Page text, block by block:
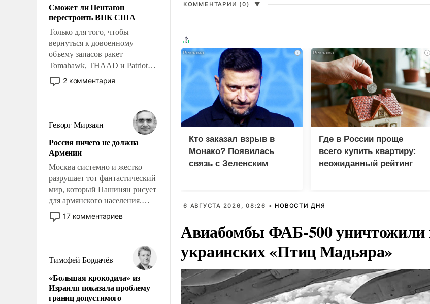
Сможет ли Пентагон
перестроить ВПК США
Только для того, чтобы
вернуться к довоенному
объему запасов ракет
Tomahawk, THAAD и Patriot
США потребуется более трех
лет. Даже небольшая война с
Сложившаяся ситуация
означает многолетний период
уязвимости США, например,
перед Китаем.
2 комментария
Геворг Мирзаян
Россия ничего не должна
Армении
Москва системно и жестко
разрушает тот фантастический
мир, который Пашинян рисует
для армянского населения.
Мир, где политические
прожекты будут безусловно
налогоплательщиков и где
Еревану за свои поступки не
нужно отвечать.
17 комментариев
Тимофей Бордачёв
«Большая крокодила» из
Израиля показала проблему
границ допустимого
КОММЕНТАРИИ (0) ▼
i
Кто заказал взрыв в
Монако? Появилась
связь с Зеленским
i
Где в России проще
всего купить квартиру:
неожиданный рейтинг
6 АВГУСТА 2026, 08:26 • НОВОСТИ ДНЯ
Авиабомбы ФАБ-500 уничтожили
украинских «Птиц Мадьяра»